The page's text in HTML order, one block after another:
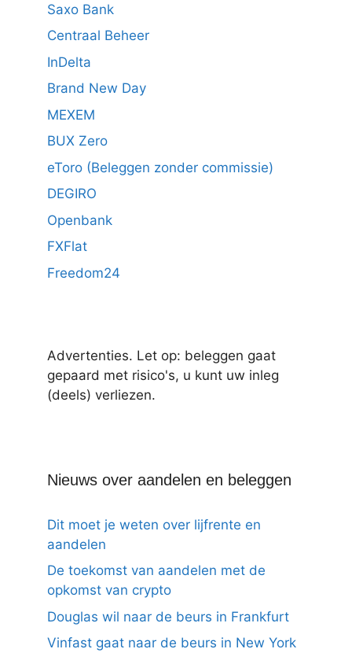
Saxo Bank
Centraal Beheer
InDelta
Brand New Day
MEXEM
BUX Zero
eToro (Beleggen zonder commissie)
DEGIRO
Openbank
FXFlat
Freedom24
Advertenties. Let op: beleggen gaat
gepaard met risico's, u kunt uw inleg
(deels) verliezen.
Nieuws over aandelen en beleggen
Dit moet je weten over lijfrente en
aandelen
De toekomst van aandelen met de
opkomst van crypto
Douglas wil naar de beurs in Frankfurt
Vinfast gaat naar de beurs in New York